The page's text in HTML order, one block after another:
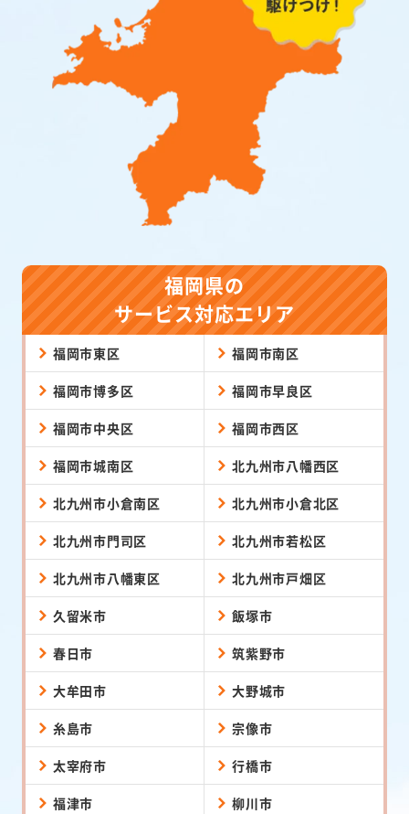
福岡県の
サービス対応エリア
福岡市東区 福岡市南区
福岡市博多区 福岡市早良区
福岡市中央区 福岡市西区
福岡市城南区 北九州市八幡西区
北九州市小倉南区 北九州市小倉北区
北九州市門司区 北九州市若松区
北九州市八幡東区 北九州市戸畑区
久留米市 飯塚市
春日市 筑紫野市
大牟田市 大野城市
糸島市 宗像市
太宰府市 行橋市
福津市 柳川市